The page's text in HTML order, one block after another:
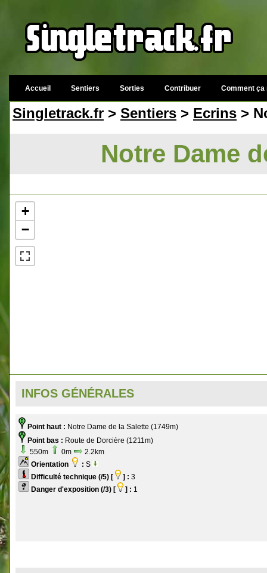
Accueil Sentiers Sorties Contribuer Comment ça
Singletrack.fr > Sentiers > Ecrins >
Notre Dame
+
−
INFOS GÉNÉRALES
Point haut : Notre Dame de la Salette (1749m)
Point bas : Route de Dorcière (1211m)
550m
0m
2.2km
Orientation
: S
Difficulté technique (/5) [
] : 3
Danger d'exposition (/3) [
] : 1